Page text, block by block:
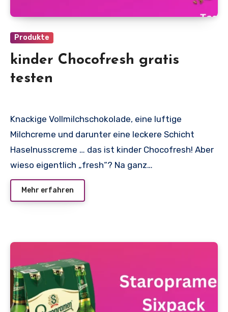
Produkte
kinder Chocofresh gratis
testen
Knackige Vollmilchschokolade, eine luftige
Milchcreme und darunter eine leckere Schicht
Haselnusscreme … das ist kinder Chocofresh! Aber
wieso eigentlich „fresh“? Na ganz…
Mehr erfahren